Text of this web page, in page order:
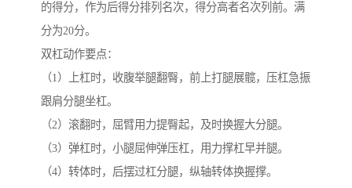
的得分，作为后得分排列名次，得分高者名次列前。满
分为20分。
双杠动作要点：
（1）上杠时，收腹举腿翻臀，前上打腿展髋，压杠急振
跟肩分腿坐杠。
（2）滚翻时，屈臂用力提臀起，及时换握大分腿。
（3）弹杠时，小腿屈伸弹压杠，用力撑杠早并腿。
（4）转体时，后摆过杠分腿，纵轴转体换握撑。